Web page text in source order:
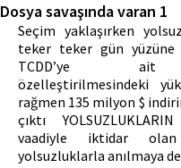
Dosya savaşında varan 1
Seçim yaklaşırken
teker teker gün yüzüne
TCDD’ye ait
özelleştirilmesindeki
rağmen 135 milyon $
çıktı
vaadiyle iktidar olan
yolsuzluklarla anılmaya